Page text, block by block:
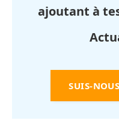
ajoutant à
SUIS-